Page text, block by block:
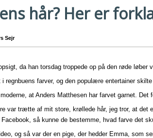
hår? Her er
Sejr
da han torsdag troppede op på den røde løber
i regnbuens farver, og den populære entertainer
at Anders Matthesen har farvet garnet.
var trætte af mit store, krøllede hår, jeg tror, at det
så kunne de bestemme, hvad farve det
og så var der en pige, der hedder Emma, som